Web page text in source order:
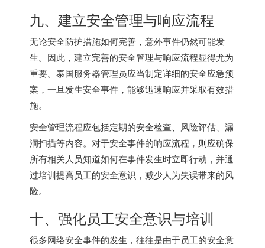
九、建立安全管理与响应流程
无论安全防护措施如何完善，意外事件仍然可能发
生。因此，建立完善的安全管理与响应流程显得尤为
重要。泰国服务器管理员应当制定详细的安全应急预
案，一旦发生安全事件，能够迅速响应并采取有效措
施。
安全管理流程应包括定期的安全检查、风险评估、漏
洞扫描等内容。对于安全事件的响应流程，则应确保
所有相关人员知道如何在事件发生时立即行动，并通
过培训提高员工的安全意识，减少人为失误带来的风
险。
十、强化员工安全意识与培训
很多网络安全事件的发生，往往是由于员工的安全意